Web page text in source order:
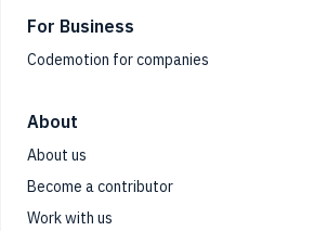
For Business
Codemotion for companies
About
About us
Become a contributor
Work with us